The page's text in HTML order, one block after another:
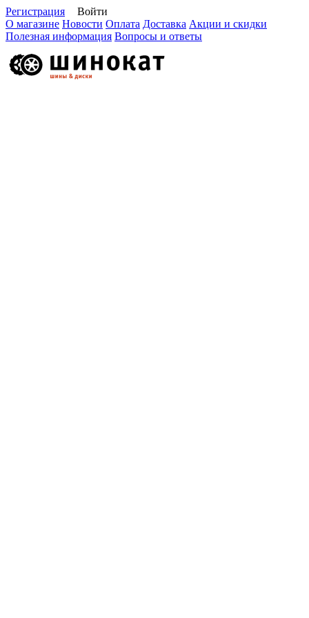
Регистрация
Войти
О магазине Новости Оплата Доставка Акции и скидки
Полезная информация Вопросы и ответы